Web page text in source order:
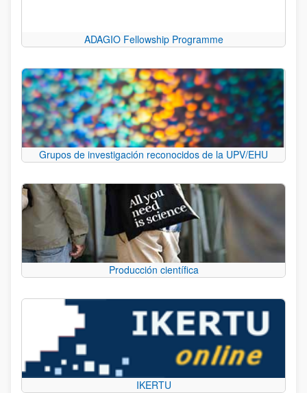
ADAGIO Fellowship Programme
Grupos de investigación reconocidos de la UPV/EHU
Producción científica
IKERTU